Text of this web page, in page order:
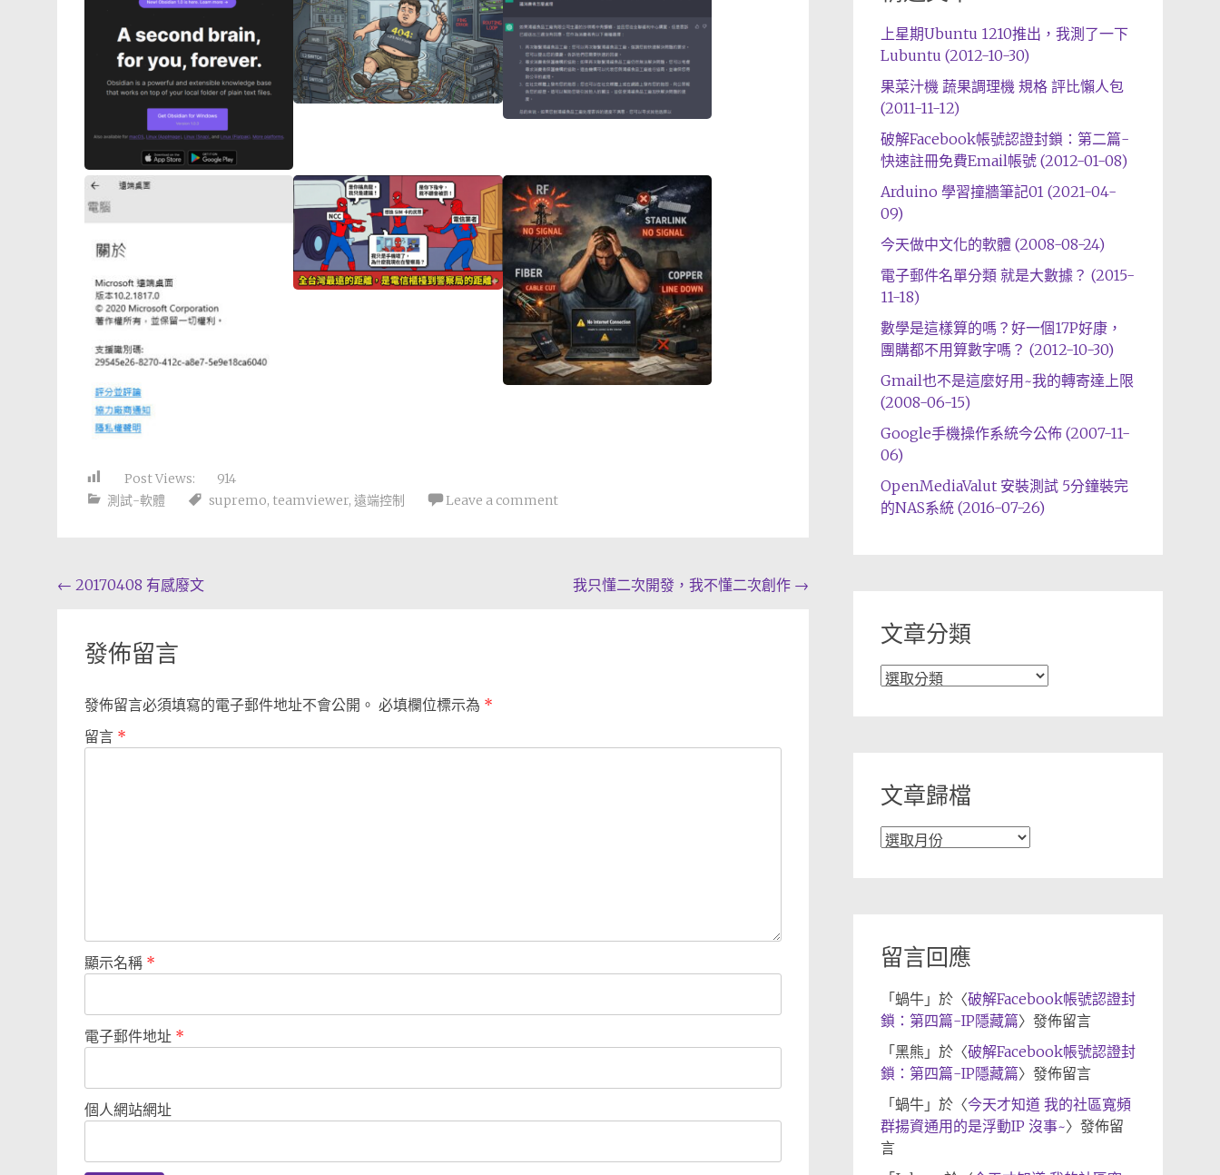
Post Views:
914
測試-軟體
supremo, teamviewer, 遠端控制 Leave a comment
Post
← 20170408 有感廢文 我只懂二次開發，我不懂二次創作 →
發佈留言
發佈留言必須填寫的電子郵件地址不會公開。 必填欄位標示為 *
留言 *
顯示名稱 *
電子郵件地址 *
個人網站網址
上星期Ubuntu 1210推出，我測了一下
Lubuntu (2012-10-30)
果菜汁機 蔬果調理機 規格 評比懶人包
(2011-11-12)
破解Facebook帳號認證封鎖：第二篇-
快速註冊免費Email帳號 (2012-01-08)
Arduino 學習撞牆筆記01 (2021-04-
09)
今天做中文化的軟體 (2008-08-24)
電子郵件名單分類 就是大數據？ (2015-
11-18)
數學是這樣算的嗎？好一個17P好康，
團購都不用算數字嗎？ (2012-10-30)
Gmail也不是這麼好用~我的轉寄達上限
(2008-06-15)
Google手機操作系統今公佈 (2007-11-
06)
OpenMediaValut 安裝測試 5分鐘裝完
的NAS系統 (2016-07-26)
文章分類
文
文章歸檔
文
留言回應
「 蝸牛」於〈破解Facebook帳號認證封
鎖：第四篇-IP隱藏篇〉發佈留言
「 黑熊 」於〈破解Facebook帳號認證封
鎖：第四篇-IP隱藏篇〉發佈留言
「 蝸牛」於〈今天才知道 我的社區寬頻
群揚資通用的是浮動IP 沒事~〉發佈留
言